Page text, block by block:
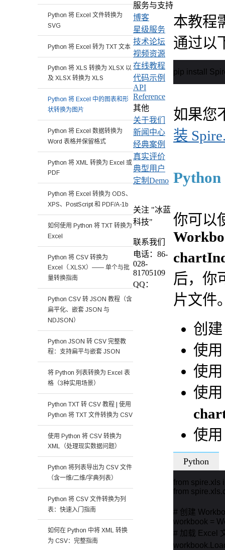
本教程
通过以
pip install
如果您
装
你可以
后，你
片文件
创
使
使
使
使
Python
from spire.xls
from
# 创建
workbook =
# 加载 Excel
Python 将 Excel 文件转换为
SVG
Python 将 Excel 转为 TXT 文本
Python 将 XLS 转换为 XLSX 以
及 XLSX 转换为 XLS
Python 将 Excel 中的图表和形
状转换为图片
Python 将 Excel 数据转换为
Word 表格并保留格式
Python 将 XML 转换为 Excel 或
PDF
Python 将 Excel 转换为 ODS、
XPS、PostScript 和 PDF/A-1b
如何使用 Python 将 TXT 转换为
Excel
Python 将 CSV 转换为
Excel（.XLSX）—— 单个与批
量转换指南
Python CSV 转 JSON 教程（含
扁平化、嵌套 JSON 与
NDJSON）
Python JSON 转 CSV 完整教
程：支持扁平与嵌套 JSON
将 Python 列表转换为 Excel 表
格（3种实用场景）
Python TXT 转 CSV 教程 | 使用
Python 将 TXT 文件转换为 CSV
使用 Python 将 CSV 转换为
XML（处理现实数据问题）
Python 将列表导出为 CSV 文件
（含一维/二维/字典列表）
Python 将 CSV 文件转换为列
表：快速入门指南
如何在 Python 中将 XML 转换
为 CSV：完整指南
服务与支持
博客
星级服务
技术论坛
视频资源
在线教程
代码示例
API
Reference
其他
关于我们
新闻中心
经典案例
真实评价
典型用户
定制Demo
关注 "冰蓝
科技"
联系我们
电话：86-
028-
81705109
QQ：